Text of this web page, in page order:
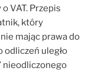
VAT. Przepis
który
mając prawa do
odliczeń uległo
nieodliczonego